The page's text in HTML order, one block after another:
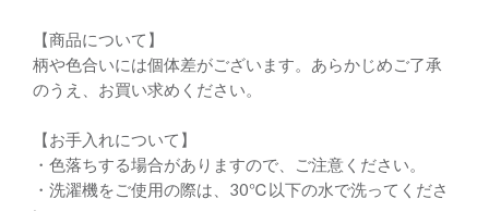
【商品について】
柄や色合いには個体差がございます。あらかじめご了承
のうえ、お買い求めください。
【お手入れについて】
・色落ちする場合がありますので、ご注意ください。
・洗濯機をご使用の際は、30℃以下の水で洗ってくださ